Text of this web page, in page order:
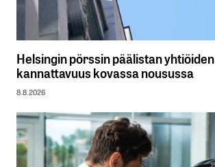
Helsingin pörssin päälistan yhtiöiden
kannattavuus kovassa nousussa
8.8.2026